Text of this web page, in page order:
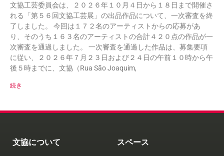
文協工芸委員会は、２０２６年１０月４日から１８日まで開催さ
れる「第５６回文協工芸展」の出品作品について、一次審査を終
了しました。 今回は１７２名のアーティストからの応募があ
り、そのうち１６３名のアーティストの合計４２０点の作品が一
次審査を通過しました。 一次審査を通過した作品は、募集要項
に従い、２０２６年７月２３日および２４日の午前１０時から午
後５時までに、文協（Rua São Joaquim,
続き
文協について スペース